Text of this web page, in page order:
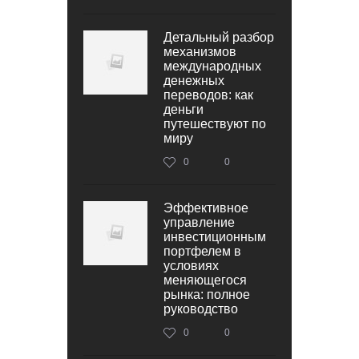
Детальный разбор
механизмов
международных
денежных
переводов: как
деньги
путешествуют по
миру
0 0
Эффективное
управление
инвестиционным
портфелем в
условиях
меняющегося
рынка: полное
руководство
0 0